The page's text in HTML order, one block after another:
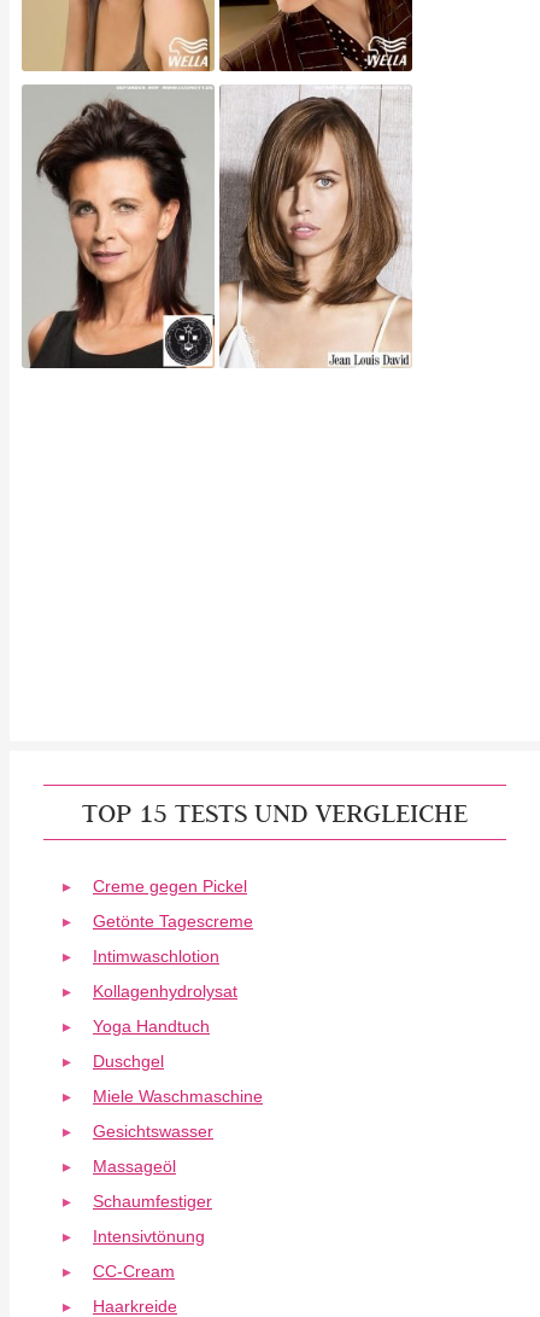
TOP 15 TESTS UND VERGLEICHE
Creme gegen Pickel
Getönte Tagescreme
Intimwaschlotion
Kollagenhydrolysat
Yoga Handtuch
Duschgel
Miele Waschmaschine
Gesichtswasser
Massageöl
Schaumfestiger
Intensivtönung
CC-Cream
Haarkreide